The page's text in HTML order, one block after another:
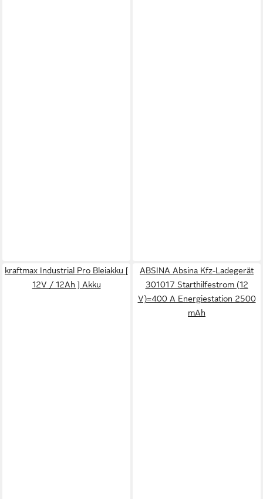
kraftmax Industrial Pro Bleiakku [
12V / 12Ah ] Akku
ABSINA Absina Kfz-Ladegerät
301017 Starthilfestrom (12
V)=400 A Energiestation 2500
mAh